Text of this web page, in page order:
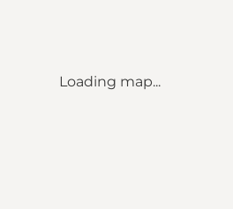
Loading map...